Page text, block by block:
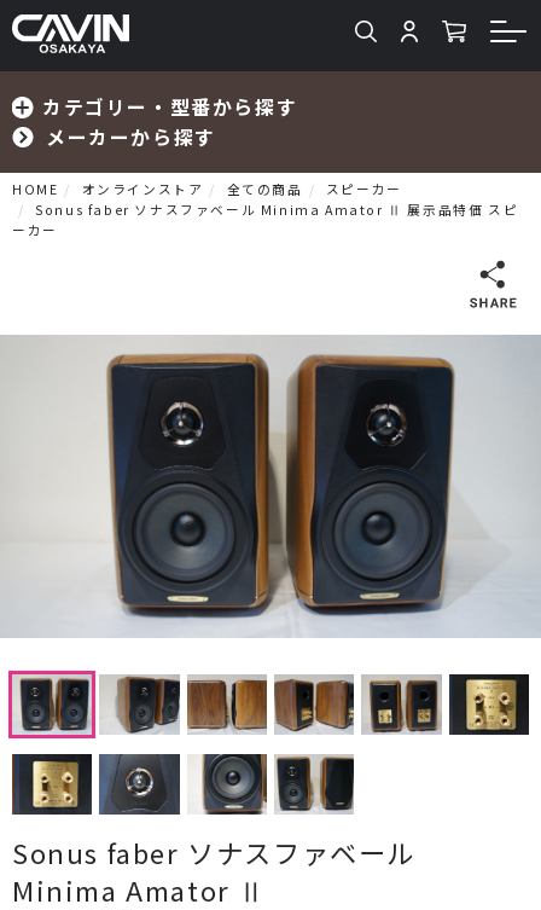
カテゴリー・型番から探す
メーカーから探す
検索
パワーアンプ
CDプレーヤー・レシーバー
ネットワークプレーヤー・D/Aコンバーター
レコードプレーヤー
フォノイコライザー・MCトランス
スピーカー
オーディオアクセサリー
ヘッドフォン・イヤホン
HOME オンラインストア 全ての商品
スピーカー
Sonus faber ソナスファベール Minima Amator Ⅱ 展示品特価 スピ
ーカー
Sonus faber ソナスファベール
Minima Amator Ⅱ